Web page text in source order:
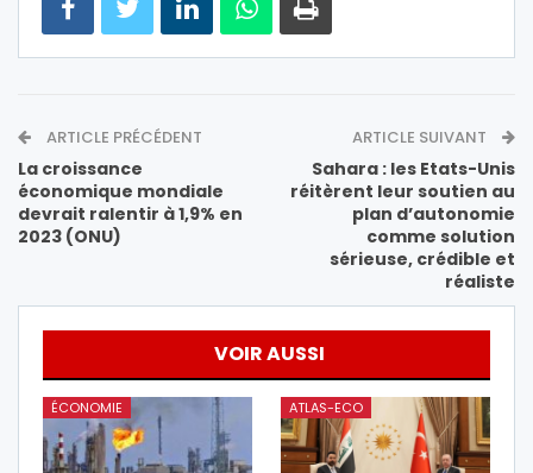
ARTICLE PRÉCÉDENT
La croissance
économique mondiale
devrait ralentir à 1,9% en
2023 (ONU)
ARTICLE SUIVANT
Sahara : les Etats-Unis
réitèrent leur soutien au
plan d’autonomie
comme solution
sérieuse, crédible et
réaliste
VOIR AUSSI
ÉCONOMIE ATLAS-ECO